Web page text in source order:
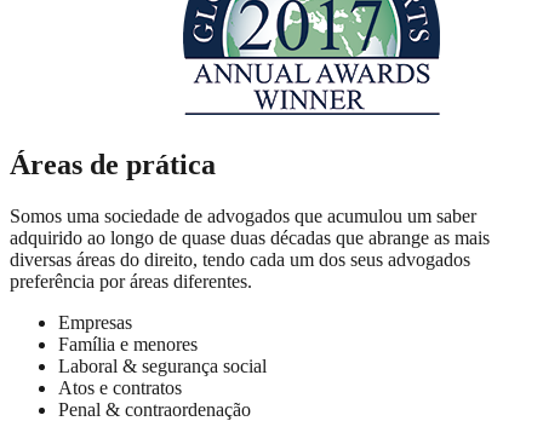
Áreas de prática
Somos uma sociedade de advogados que acumulou um saber
adquirido ao longo de quase duas décadas que abrange as mais
diversas áreas do direito, tendo cada um dos seus advogados
preferência por áreas diferentes.
Empresas
Família e menores
Laboral & segurança social
Atos e contratos
Penal & contraordenação